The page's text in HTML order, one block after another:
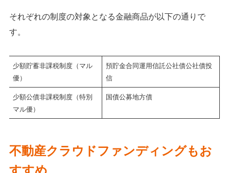
それぞれの制度の対象となる金融商品が以下の通りで
す。
少額貯蓄非課税制度（マル
優）
預貯金合同運用信託公社債公社債投
信
少額公債非課税制度（特別
マル優）
国債公募地方債
不動産クラウドファンディングもお
すすめ